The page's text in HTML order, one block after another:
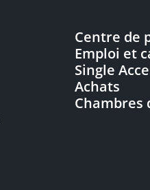
Centre de
Emploi et
Single
Achats
Chambres